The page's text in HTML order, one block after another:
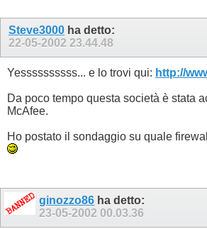
Steve3000 ha detto:
22-05-2002 23.44.48
Yessssssssss... e lo trovi qui: http://
Da poco tempo questa società è stata
McAfee.
Ho postato il sondaggio su quale
ginozzo86 ha detto:
23-05-2002 00.03.36